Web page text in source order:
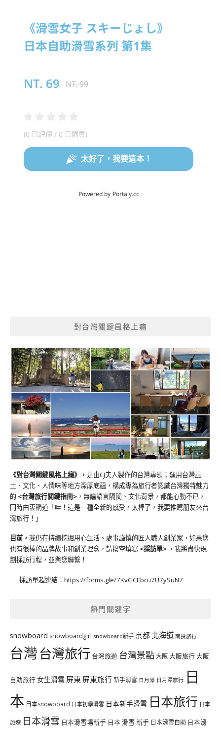
對台灣關鍵風格上癮
《對台灣關鍵風格上癮》 ， 是由CJ夫人製作的台灣專題；運用台灣風
土、文化、人情味等地方深厚底蘊，構成專為旅行者認識台灣獨特魅力
的 <台灣旅行關鍵指南> ，無論語言隔閡、文化背景，都能心動不已，
同時由衷稱道「哇！這是一種全新的感受，太棒了，我要推薦朋友來台
灣旅行！」
目前， 我仍在持續挖掘用心生活、處事謹慎的匠人職人創業家，如果您
也有很棒的品牌故事和創業理念，請撥空填寫 <採訪單> ，我將盡快規
劃採訪行程，並與您聯繫！
採訪單超連結： https://forms.gle/7KvGCEbcu7U7ySuN7
熱門關鍵字
snowboard snowboardgirl snowboard新手 京都 北海道 南投旅行
台灣台灣旅行 台灣旅遊 台灣景點大阪大阪旅行大阪
自助旅行 女生滑雪 屏東 屏東旅行新手滑雪 日月潭 日月潭旅行 日
本 日本snowboard 日本初學滑雪 日本新手滑雪 日本旅行 日本
旅遊 日本滑雪 日本滑雪場新手 日本 滑雪 新手 日本滑雪自助 日本滑